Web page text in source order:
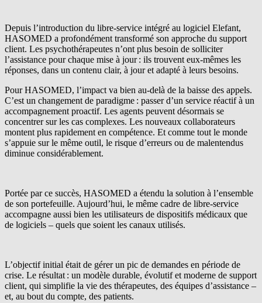
Depuis l’introduction du libre-service intégré au logiciel Elefant,
HASOMED a profondément transformé son approche du support
client. Les psychothérapeutes n’ont plus besoin de solliciter
l’assistance pour chaque mise à jour : ils trouvent eux-mêmes les
réponses, dans un contenu clair, à jour et adapté à leurs besoins.
Pour HASOMED, l’impact va bien au-delà de la baisse des appels.
C’est un changement de paradigme : passer d’un service réactif à un
accompagnement proactif. Les agents peuvent désormais se
concentrer sur les cas complexes. Les nouveaux collaborateurs
montent plus rapidement en compétence. Et comme tout le monde
s’appuie sur le même outil, le risque d’erreurs ou de malentendus
diminue considérablement.
Portée par ce succès, HASOMED a étendu la solution à l’ensemble
de son portefeuille. Aujourd’hui, le même cadre de libre-service
accompagne aussi bien les utilisateurs de dispositifs médicaux que
de logiciels – quels que soient les canaux utilisés.
L’objectif initial était de gérer un pic de demandes en période de
crise. Le résultat : un modèle durable, évolutif et moderne de support
client, qui simplifie la vie des thérapeutes, des équipes d’assistance –
et, au bout du compte, des patients.